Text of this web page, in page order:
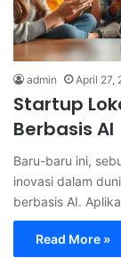
admin April 27,
Startup
Berbasis AI
Baru-baru ini,
inovasi dalam
berbasis AI.
Read More »